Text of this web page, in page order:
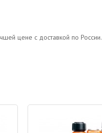
цене с доставкой по России.